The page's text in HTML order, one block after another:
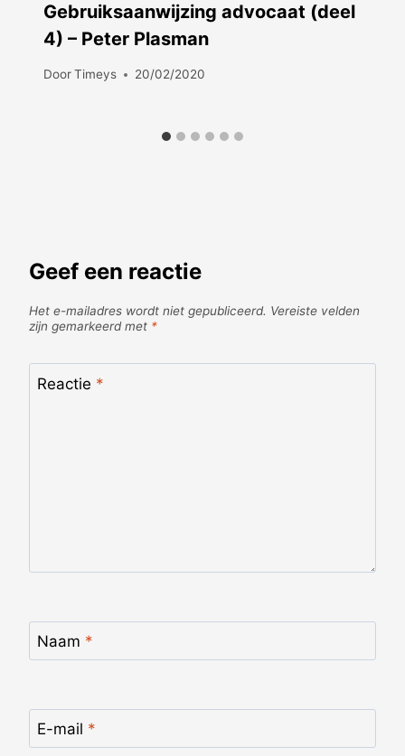
Gebruiksaanwijzing advocaat (deel
4) – Peter Plasman
DoorTimeys 20/02/2020
Geef een reactie
Het e-mailadres wordt niet gepubliceerd. Vereiste velden
zijn gemarkeerd met *
Reactie *
Naam *
E-mail *